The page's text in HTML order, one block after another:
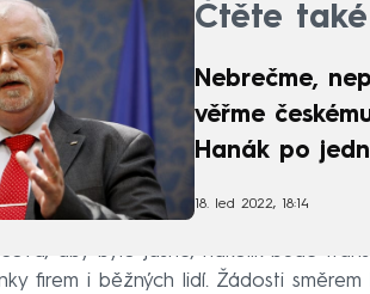
Čtěte také
Nebrečme,
věřme
Hanák po
18. led 2022, 18:14
aby bylo jasné, nakolik bude
firem i běžných lidí. Žádosti